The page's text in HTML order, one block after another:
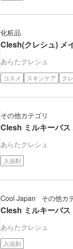
化粧品
Clesh(クレシュ) メ
あらた クレシュ
コスメ スキンケア ク
その他カテゴリ
Clesh ミルキーバ
あらた クレシュ
入浴剤
Cool Japan その他カ
Clesh ミルキーバ
あらた クレシュ
入浴剤